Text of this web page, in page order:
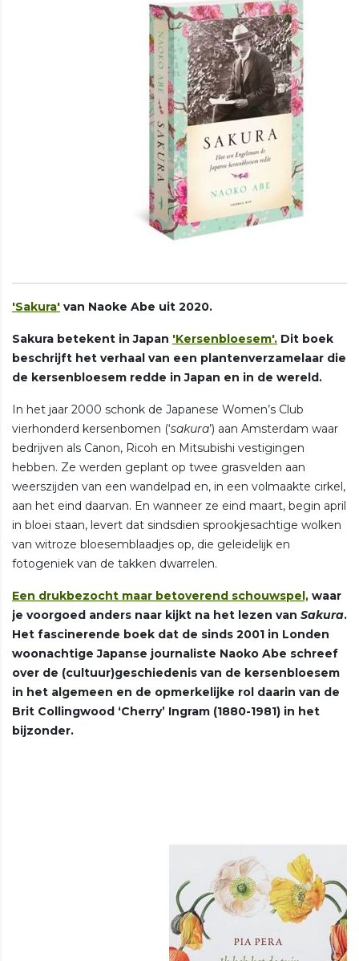
'Sakura' van Naoke Abe uit 2020.
Sakura betekent in Japan 'Kersenbloesem'. Dit boek
beschrijft het verhaal van een plantenverzamelaar die
de kersenbloesem redde in Japan en in de wereld.
In het jaar 2000 schonk de Japanese Women’s Club
vierhonderd kersenbomen (‘sakura’) aan Amsterdam waar
bedrijven als Canon, Ricoh en Mitsubishi vestigingen
hebben. Ze werden geplant op twee grasvelden aan
weerszijden van een wandelpad en, in een volmaakte cirkel,
aan het eind daarvan. En wanneer ze eind maart, begin april
in bloei staan, levert dat sindsdien sprookjesachtige wolken
van witroze bloesemblaadjes op, die geleidelijk en
fotogeniek van de takken dwarrelen.
Een drukbezocht maar betoverend schouwspel, waar
je voorgoed anders naar kijkt na het lezen van Sakura.
Het fascinerende boek dat de sinds 2001 in Londen
woonachtige Japanse journaliste Naoko Abe schreef
over de (cultuur)geschiedenis van de kersenbloesem
in het algemeen en de opmerkelijke rol daarin van de
Brit Collingwood ‘Cherry’ Ingram (1880-1981) in het
bijzonder.